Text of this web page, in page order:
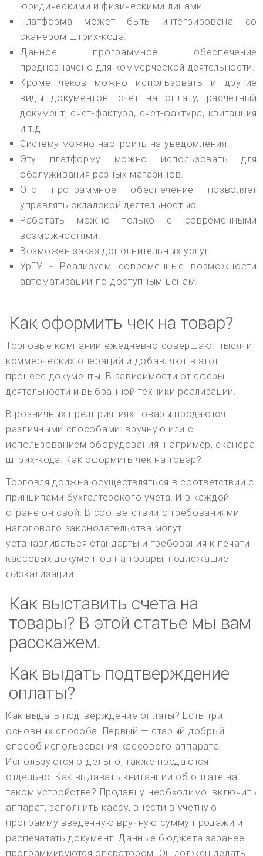
юридическими и физическими лицами.
Платформа может быть интегрирована со
сканером штрих-кода.
Данное программное обеспечение
предназначено для коммерческой деятельности.
Кроме чеков можно использовать и другие
виды документов: счет на оплату, расчетный
документ, счет-фактура, счет-фактура, квитанция
и т.д.
Систему можно настроить на уведомления.
Эту платформу можно использовать для
обслуживания разных магазинов.
Это программное обеспечение позволяет
управлять складской деятельностью.
Работать можно только с современными
возможностями.
Возможен заказ дополнительных услуг.
УрГУ - Реализуем современные возможности
автоматизации по доступным ценам.
Как оформить чек на товар?
Торговые компании ежедневно совершают тысячи
коммерческих операций и добавляют в этот
процесс документы. В зависимости от сферы
деятельности и выбранной техники реализации.
В розничных предприятиях товары продаются
различными способами: вручную или с
использованием оборудования, например, сканера
штрих-кода. Как оформить чек на товар?
Торговля должна осуществляться в соответствии с
принципами бухгалтерского учета. И в каждой
стране он свой. В соответствии с требованиями
налогового законодательства могут
устанавливаться стандарты и требования к печати
кассовых документов на товары, подлежащие
фискализации.
Как выставить счета на
товары? В этой статье мы вам
расскажем.
Как выдать подтверждение
оплаты?
Как выдать подтверждение оплаты? Есть три
основных способа. Первый — старый добрый
способ использования кассового аппарата.
Используются отдельно, также продаются
отдельно. Как выдавать квитанции об оплате на
таком устройстве? Продавцу необходимо: включить
аппарат, заполнить кассу, внести в учетную
программу введенную вручную сумму продажи и
распечатать документ. Данные бюджета заранее
программируются оператором. Он должен делать